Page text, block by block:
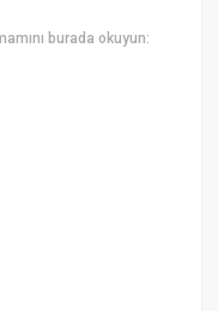
burada okuyun: